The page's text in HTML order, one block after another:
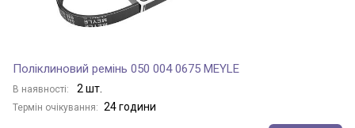
Поліклиновий ремінь 050 004 0675 MEYLE
В наявності: 2 шт.
Термін очікування: 24 години